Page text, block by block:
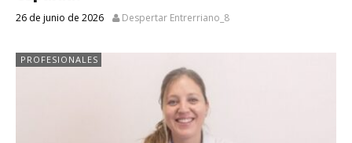
26 de junio de 2026 Despertar Entrerriano_8
PROFESIONALES